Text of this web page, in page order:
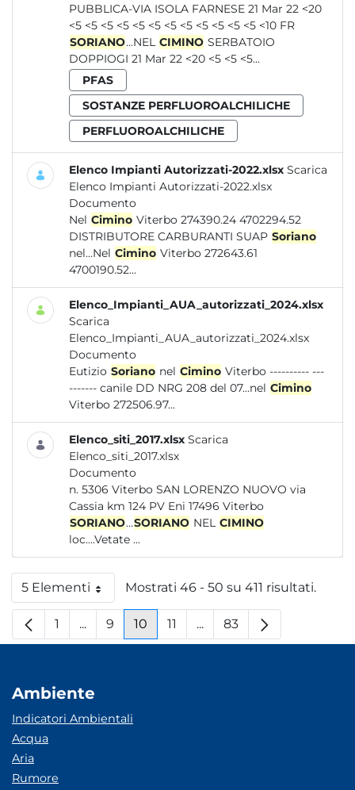
PUBBLICA-VIA ISOLA FARNESE 21 Mar 22 <20
<5 <5 <5 <5 <5 <5 <5 <5 <5 <5 <5 <5 <10 FR
SORIANO...NEL CIMINO SERBATOIO
DOPPIOGI 21 Mar 22 <20 <5 <5 <5...
PFAS
SOSTANZE PERFLUOROALCHILICHE
PERFLUOROALCHILICHE
Elenco Impianti Autorizzati-2022.xlsx Scarica
Elenco Impianti Autorizzati-2022.xlsx
Documento
Nel Cimino Viterbo 274390.24 4702294.52
DISTRIBUTORE CARBURANTI SUAP Soriano
nel...Nel Cimino Viterbo 272643.61
4700190.52...
Elenco_Impianti_AUA_autorizzati_2024.xlsx
Scarica
Elenco_Impianti_AUA_autorizzati_2024.xlsx
Documento
Eutizio Soriano nel Cimino Viterbo ---------- ---
------- canile DD NRG 208 del 07...nel Cimino
Viterbo 272506.97...
Elenco_siti_2017.xlsx Scarica
Elenco_siti_2017.xlsx
Documento
n. 5306 Viterbo SAN LORENZO NUOVO via
Cassia km 124 PV Eni 17496 Viterbo
SORIANO...SORIANO NEL CIMINO
loc....Vetate ...
5 ElementiPer paginaMostrati 46 - 50 su 411 risultati.
Pagina
1 ...Pagine intermedie
Pagina
9 Pagina
10 Pagina
11 ...Pagine intermedie
Pagina
83
Ambiente
Indicatori Ambientali
Acqua
Aria
Rumore